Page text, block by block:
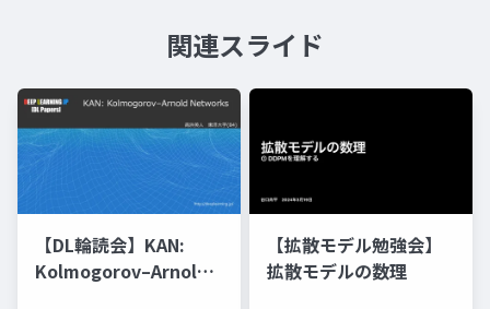
関連スライド
【DL輪読会】KAN:
Kolmogorov–Arnold
【拡散モデル勉強会】
拡散モデルの数理